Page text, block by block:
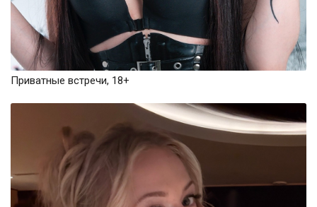
Приватные встречи, 18+